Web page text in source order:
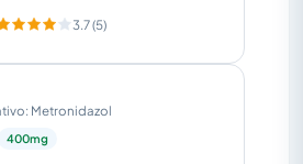
3.7 (5)
Metronidazol
400mg